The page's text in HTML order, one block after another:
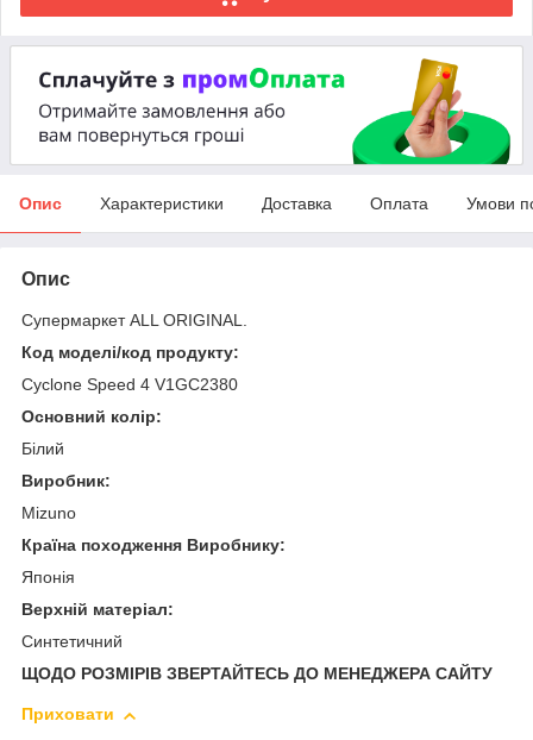
Опис Характеристики Доставка Оплата Умови
Опис
Супермаркет ALL ORIGINAL.
Код моделі/код продукту:
Cyclone Speed 4 V1GC2380
Основний колір:
Білий
Виробник:
Mizuno
Країна походження Виробнику:
Японія
Верхній матеріал:
Синтетичний
ЩОДО РОЗМІРІВ ЗВЕРТАЙТЕСЬ ДО МЕНЕДЖЕРА САЙТУ
Приховати